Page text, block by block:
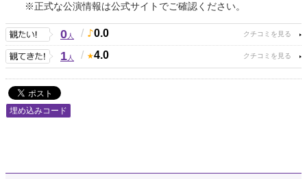
※正式な公演情報は公式サイトでご確認ください。
0人 / 0.0
1人 / 4.0
埋め込みコード